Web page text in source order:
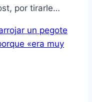
por tirarle…
un pegote
«era muy